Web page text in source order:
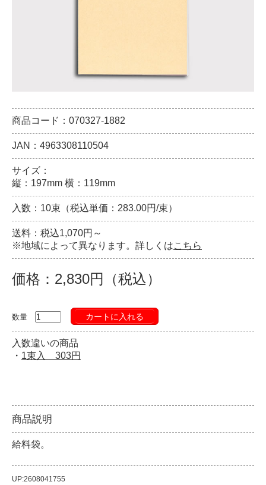
商品コード：070327-1882
JAN：4963308110504
サイズ：
縦：197mm 横：119mm
入数：10束（税込単価：283.00円/束）
送料：税込1,070円～
※地域によって異なります。詳しくはこちら
価格：2,830円（税込）
数量 カートに入れる
入数違いの商品
・ 1束入 303円
商品説明
給料袋。
UP:2608041755